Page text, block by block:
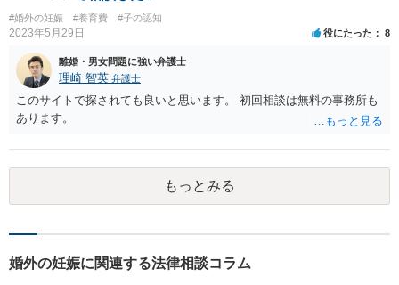
#婚外の妊娠 #養育費 #子の認知
2023年5月29日 役にたった 8
離婚・男女問題に強い弁護士
理崎 智英 弁護士
このサイトで探されても良いと思います。 初回相談は無料の事務所も
あります。
もっとみる
婚外の妊娠に関連する法律相談コラム